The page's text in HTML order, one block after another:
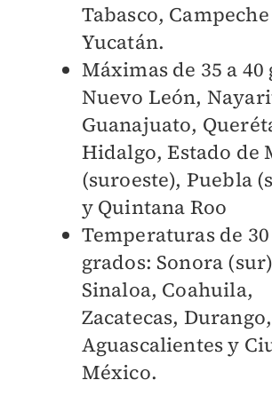
Tabasco,
Yucatán.
Máximas de 35 a 40
Nuevo León,
Guanajuato,
Hidalgo, Estado de
(suroeste), Puebla
y Quintana Roo
Temperaturas de 30
grados: Sonora
Sinaloa, Coahuila,
Zacatecas, Durango,
Aguascalientes y
México.